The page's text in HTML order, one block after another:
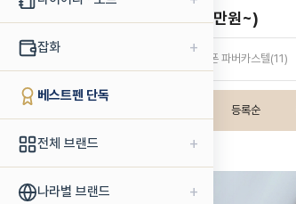
잡화 +
베스트펜 단독
전체 브랜드 +
나라별 브랜드 +
프리미엄 수성펜 (10만원~)
· 그라폰 파버카스텔(11)
등록순